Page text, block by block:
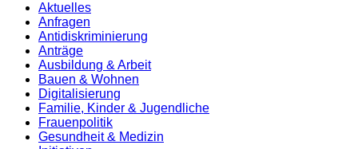
Aktuelles
Anfragen
Antidiskrimi­nierung
Anträge
Ausbildung & Arbeit
Bauen & Wohnen
Digitalisierung
Familie, Kinder & Jugendliche
Frauenpolitik
Gesundheit & Medizin